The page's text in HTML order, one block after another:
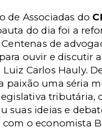
de Associadas do
do dia foi a
de
ouvir e discutir
Carlos Hauly.
paixão uma séria
tributária,
suas ideias e
com o economista